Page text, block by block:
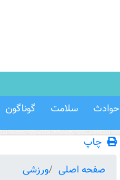
حوادث سلامت گوناگون
چاپ
صفحه اصلی
ورزشی